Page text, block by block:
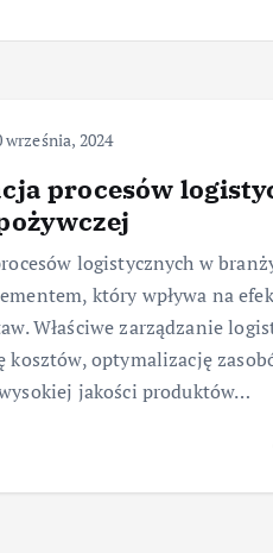
września, 2024
procesów
logistycznych w
który wpływa na
Właściwe zarządzanie
optymalizację
jakości produktów…